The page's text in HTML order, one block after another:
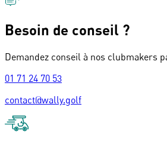
Besoin de conseil ?
Demandez conseil à nos clubmakers
01 71 24 70 53
contact@wally.golf